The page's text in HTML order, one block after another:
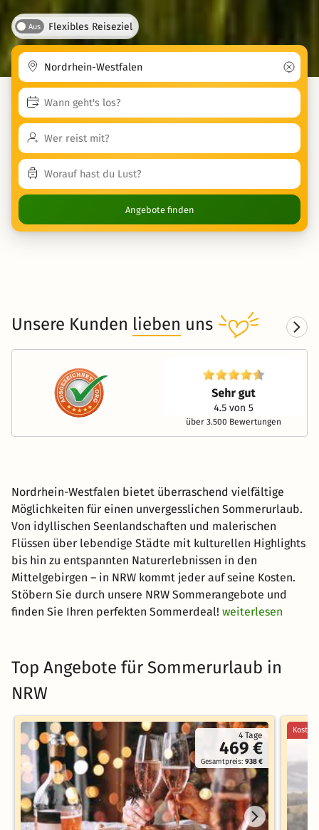
Aus Flexibles Reiseziel
Angebote finden
Unsere Kunden lieben uns
über 3.500 Bewertungen
Nordrhein-Westfalen bietet überraschend vielfältige
Möglichkeiten für einen unvergesslichen Sommerurlaub.
Von idyllischen Seenlandschaften und malerischen
Flüssen über lebendige Städte mit kulturellen Highlights
bis hin zu entspannten Naturerlebnissen in den
Mittelgebirgen – in NRW kommt jeder auf seine Kosten.
Stöbern Sie durch unsere NRW Sommerangebote und
finden Sie Ihren perfekten Sommerdeal! weiterlesen
Top Angebote für Sommerurlaub in
NRW
4 Tage
469 €
Gesamtpreis:938 €